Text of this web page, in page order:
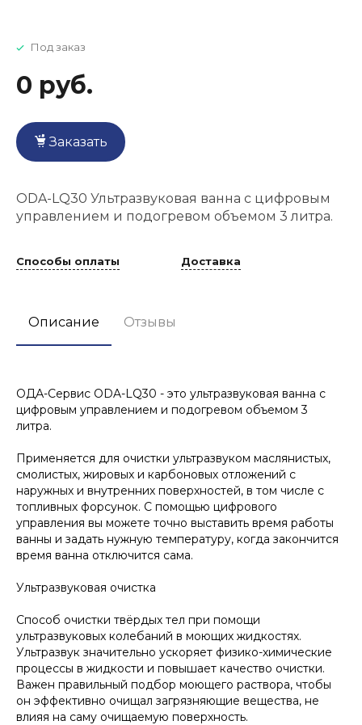
Под заказ
0 руб.
Заказать
ODA-LQ30 Ультразвуковая ванна с цифровым
управлением и подогревом объемом 3 литра.
Способы оплаты Доставка
Описание Отзывы
ОДА-Сервис ODA-LQ30 - это ультразвуковая ванна с
цифровым управлением и подогревом объемом 3
литра.
Применяется для очистки ультразвуком маслянистых,
смолистых, жировых и карбоновых отложений с
наружных и внутренних поверхностей, в том числе с
топливных форсунок. С помощью цифрового
управления вы можете точно выставить время работы
ванны и задать нужную температуру, когда закончится
время ванна отключится сама.
Ультразвуковая очистка
Способ очистки твёрдых тел при помощи
ультразвуковых колебаний в моющих жидкостях.
Ультразвук значительно ускоряет физико-химические
процессы в жидкости и повышает качество очистки.
Важен правильный подбор моющего раствора, чтобы
он эффективно очищал загрязняющие вещества, не
влияя на саму очищаемую поверхность.